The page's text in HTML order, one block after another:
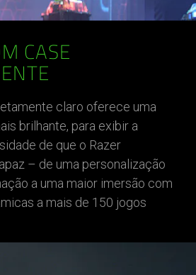
CASE
claro oferece uma
brilhante, para exibir a
de que o Razer
– de uma personalização
a uma maior imersão com
a mais de 150 jogos